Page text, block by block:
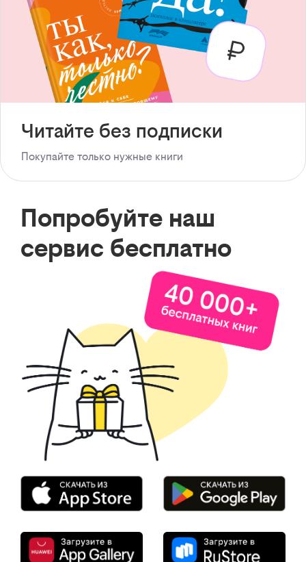
Читайте без подписки
Покупайте только нужные книги
Попробуйте наш
сервис бесплатно